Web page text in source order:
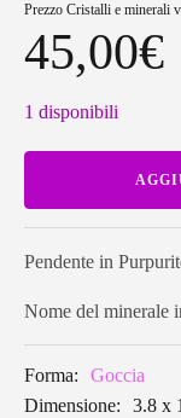
Prezzo Cristalli e minerali
45,00€
1 disponibili
Purpurite
a
PURP04
Pendente in
Nome del minerale
Forma:
Goccia
Dimensione:
3.8 x